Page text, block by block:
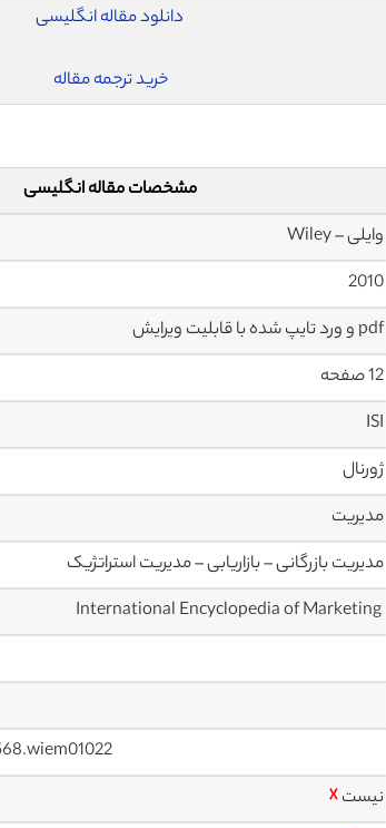
دانلود مقاله انگلیسی
خرید ترجمه مقاله
مشخصات مقاله انگلیسی
وایلی – Wiley
2010
pdf و ورد تایپ شده با قابلیت ویرایش
12 صفحه
ISI
ژورنال
مدیریت
مدیریت بازرگانی – بازاریابی – مدیریت استراتژیک
نیست☓